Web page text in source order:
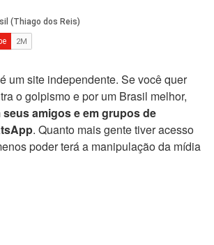
é um site independente. Se você quer
o golpismo e por um Brasil melhor,
amigos e em grupos de
. Quanto mais gente tiver acesso
poder terá a manipulação da mídia